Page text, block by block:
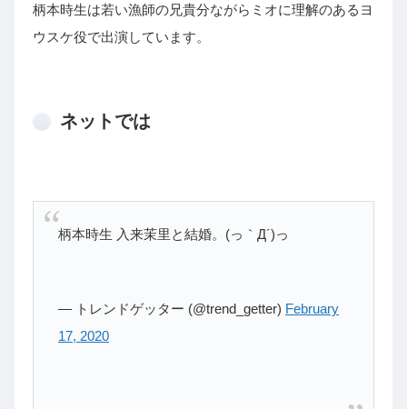
柄本時生は若い漁師の兄貴分ながらミオに理解のあるヨ
ウスケ役で出演しています。
ネットでは
柄本時生 入来茉里と結婚。(っ｀Д´)っ
— トレンドゲッター (@trend_getter) February
17, 2020